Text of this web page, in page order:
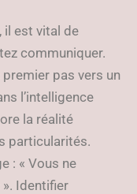
il est vital de
communiquer.
pas vers un
l’intelligence
la réalité
particularités.
: « Vous ne
Identifier